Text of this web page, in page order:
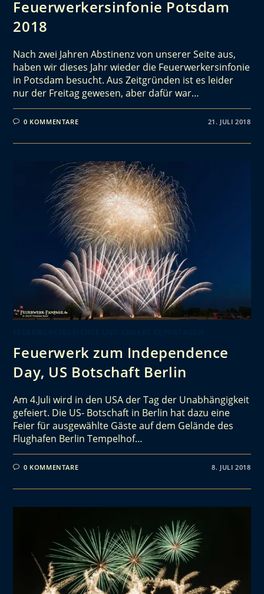
Feuerwerkersinfonie Potsdam
2018
Nach zwei Jahren Abstinenz von unserer Seite aus,
haben wir dieses Jahr wieder die Feuerwerkersinfonie
in Potsdam besucht. Aus Zeitgründen ist es leider
nur der Freitag gewesen, aber dafür war…
0 KOMMENTARE 21. JULI 2018
Feuerwerk zum Independence
Day, US Botschaft Berlin
Am 4.Juli wird in den USA der Tag der Unabhängigkeit
gefeiert. Die US- Botschaft in Berlin hat dazu eine
Feier für ausgewählte Gäste auf dem Gelände des
Flughafen Berlin Tempelhof…
0 KOMMENTARE 8. JULI 2018